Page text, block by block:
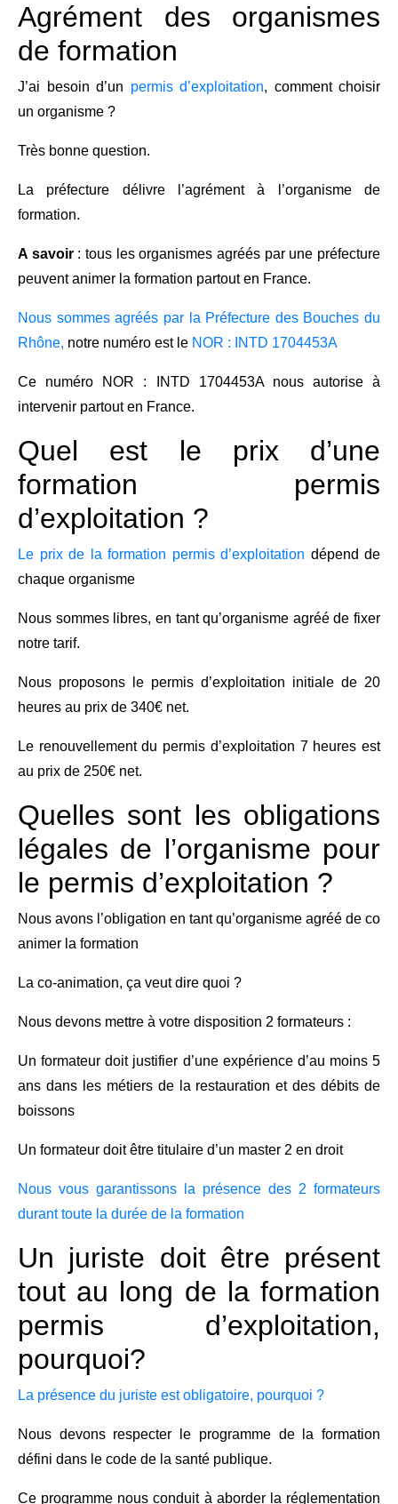
Agrément des organismes
de formation
J’ai besoin d’un permis d’exploitation, comment choisir
un organisme ?
Très bonne question.
La préfecture délivre l’agrément à l’organisme de
formation.
A savoir: tous les organismes agréés par une préfecture
peuvent animer la formation partout en France.
Nous sommes agréés par la Préfecture des Bouches du
Rhône, notre numéro est le NOR : INTD 1704453A
Ce numéro NOR : INTD 1704453A nous autorise à
intervenir partout en France.
Quel est le prix d’une
formation permis
d’exploitation ?
Le prix de la formation permis d’exploitation dépend de
chaque organisme
Nous sommes libres, en tant qu’organisme agréé de fixer
notre tarif.
Nous proposons le permis d’exploitation initiale de 20
heures au prix de 340€ net.
Le renouvellement du permis d’exploitation 7 heures est
au prix de 250€ net.
Quelles sont les obligations
légales de l’organisme pour
le permis d’exploitation ?
Nous avons l’obligation en tant qu’organisme agréé de co
animer la formation
La co-animation, ça veut dire quoi ?
Nous devons mettre à votre disposition 2 formateurs :
Un formateur doit justifier d’une expérience d’au moins 5
ans dans les métiers de la restauration et des débits de
boissons
Un formateur doit être titulaire d’un master 2 en droit
Nous vous garantissons la présence des 2 formateurs
durant toute la durée de la formation
Un juriste doit être présent
tout au long de la formation
permis d’exploitation,
pourquoi?
La présence du juriste est obligatoire, pourquoi ?
Nous devons respecter le programme de la formation
défini dans le code de la santé publique.
Ce programme nous conduit à aborder la réglementation